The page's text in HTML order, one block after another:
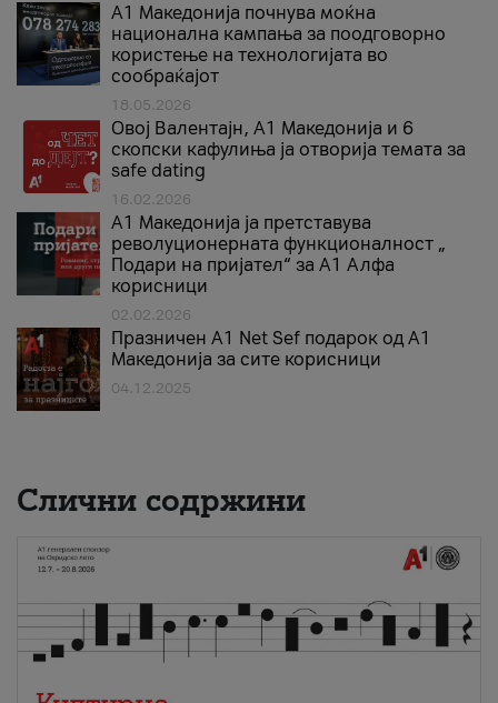
A1 Македонија почнува моќна
национална кампања за поодговорно
користење на технологијата во
сообраќајот
18.05.2026
Овој Валентајн, A1 Македонија и 6
скопски кафулиња ја отворија темата за
safe dating
16.02.2026
А1 Македонија ја претставува
револуционерната функционалност „
Подари на пријател“ за А1 Алфа
корисници
02.02.2026
Празничен A1 Net Sеf подарок од А1
Македонија за сите корисници
04.12.2025
Слични содржини